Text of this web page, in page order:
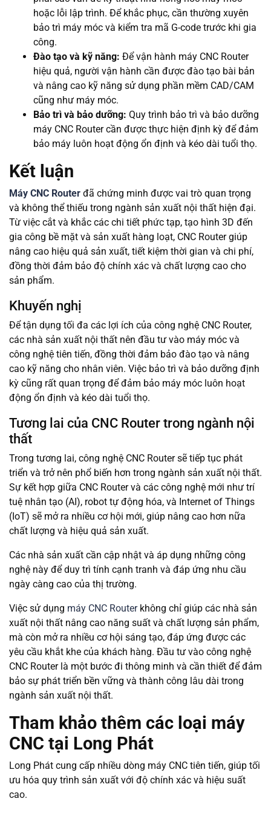
hoặc lỗi lập trình. Để khắc phục, cần thường xuyên
bảo trì máy móc và kiểm tra mã G-code trước khi gia
công.
Đào tạo và kỹ năng: Để vận hành máy CNC Router
hiệu quả, người vận hành cần được đào tạo bài bản
và nâng cao kỹ năng sử dụng phần mềm CAD/CAM
cũng như máy móc.
Bảo trì và bảo dưỡng: Quy trình bảo trì và bảo dưỡng
máy CNC Router cần được thực hiện định kỳ để đảm
bảo máy luôn hoạt động ổn định và kéo dài tuổi thọ.
Kết luận
Máy CNC Router đã chứng minh được vai trò quan trọng
và không thể thiếu trong ngành sản xuất nội thất hiện đại.
Từ việc cắt và khắc các chi tiết phức tạp, tạo hình 3D đến
gia công bề mặt và sản xuất hàng loạt, CNC Router giúp
nâng cao hiệu quả sản xuất, tiết kiệm thời gian và chi phí,
đồng thời đảm bảo độ chính xác và chất lượng cao cho
sản phẩm.
Khuyến nghị
Để tận dụng tối đa các lợi ích của công nghệ CNC Router,
các nhà sản xuất nội thất nên đầu tư vào máy móc và
công nghệ tiên tiến, đồng thời đảm bảo đào tạo và nâng
cao kỹ năng cho nhân viên. Việc bảo trì và bảo dưỡng định
kỳ cũng rất quan trọng để đảm bảo máy móc luôn hoạt
động ổn định và kéo dài tuổi thọ.
Tương lai của CNC Router trong ngành nội
thất
Trong tương lai, công nghệ CNC Router sẽ tiếp tục phát
triển và trở nên phổ biến hơn trong ngành sản xuất nội thất.
Sự kết hợp giữa CNC Router và các công nghệ mới như trí
tuệ nhân tạo (AI), robot tự động hóa, và Internet of Things
(IoT) sẽ mở ra nhiều cơ hội mới, giúp nâng cao hơn nữa
chất lượng và hiệu quả sản xuất.
Các nhà sản xuất cần cập nhật và áp dụng những công
nghệ này để duy trì tính cạnh tranh và đáp ứng nhu cầu
ngày càng cao của thị trường.
Việc sử dụng máy CNC Routerkhông chỉ giúp các nhà sản
xuất nội thất nâng cao năng suất và chất lượng sản phẩm,
mà còn mở ra nhiều cơ hội sáng tạo, đáp ứng được các
yêu cầu khắt khe của khách hàng. Đầu tư vào công nghệ
CNC Router là một bước đi thông minh và cần thiết để đảm
bảo sự phát triển bền vững và thành công lâu dài trong
ngành sản xuất nội thất.
Tham khảo thêm các loại máy
CNC tại Long Phát
Long Phát cung cấp nhiều dòng máy CNC tiên tiến, giúp tối
ưu hóa quy trình sản xuất với độ chính xác và hiệu suất
cao.